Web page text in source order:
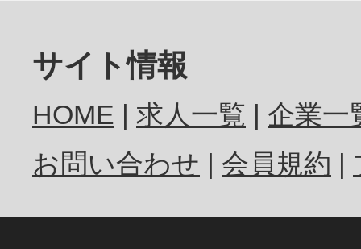
サイト情報
HOME 求人一覧
企業一
お問い合わせ
会員規約